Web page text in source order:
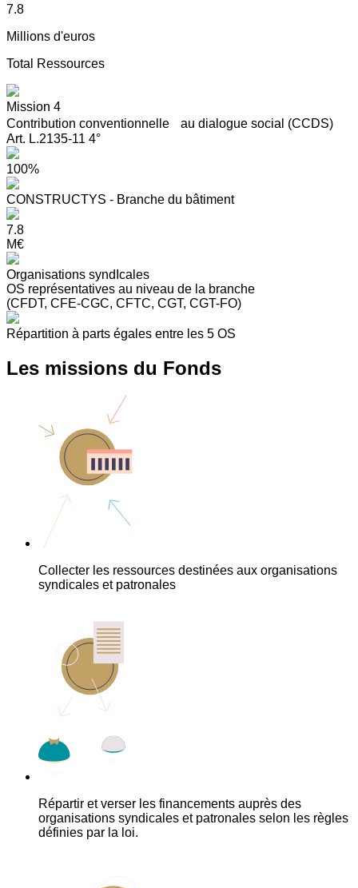
7.8
Millions d'euros
Total Ressources
Mission 4
Contribution conventionnelle au dialogue social (CCDS)
Art. L.2135-11 4°
100%
CONSTRUCTYS - Branche du bâtiment
7.8
M€
Organisations syndIcales
OS représentatives au niveau de la branche
(CFDT, CFE-CGC, CFTC, CGT, CGT-FO)
Répartition à parts égales entre les 5 OS
Les missions du Fonds
Collecter les ressources destinées aux organisations
syndicales et patronales
Répartir et verser les financements auprès des
organisations syndicales et patronales selon les règles
définies par la loi.